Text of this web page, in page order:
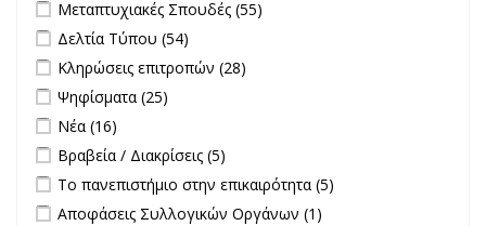
Apply Μεταπτυχιακές Σπουδές filter
Μεταπτυχιακές Σπουδές (55)
Apply Δελτία Τύπου filter
Δελτία Τύπου (54)
Apply Κληρώσεις επιτροπών filter
Κληρώσεις επιτροπών (28)
Apply Ψηφίσματα filter
Ψηφίσματα (25)
Apply Νέα filter
Νέα (16)
Apply Βραβεία / Διακρίσεις filter
Βραβεία / Διακρίσεις (5)
Apply Το πανεπιστήμιο στην επικαιρότητα filter
Το πανεπιστήμιο στην επικαιρότητα (5)
Apply Αποφάσεις Συλλογικών Οργάνων filter
Αποφάσεις Συλλογικών Οργάνων (1)